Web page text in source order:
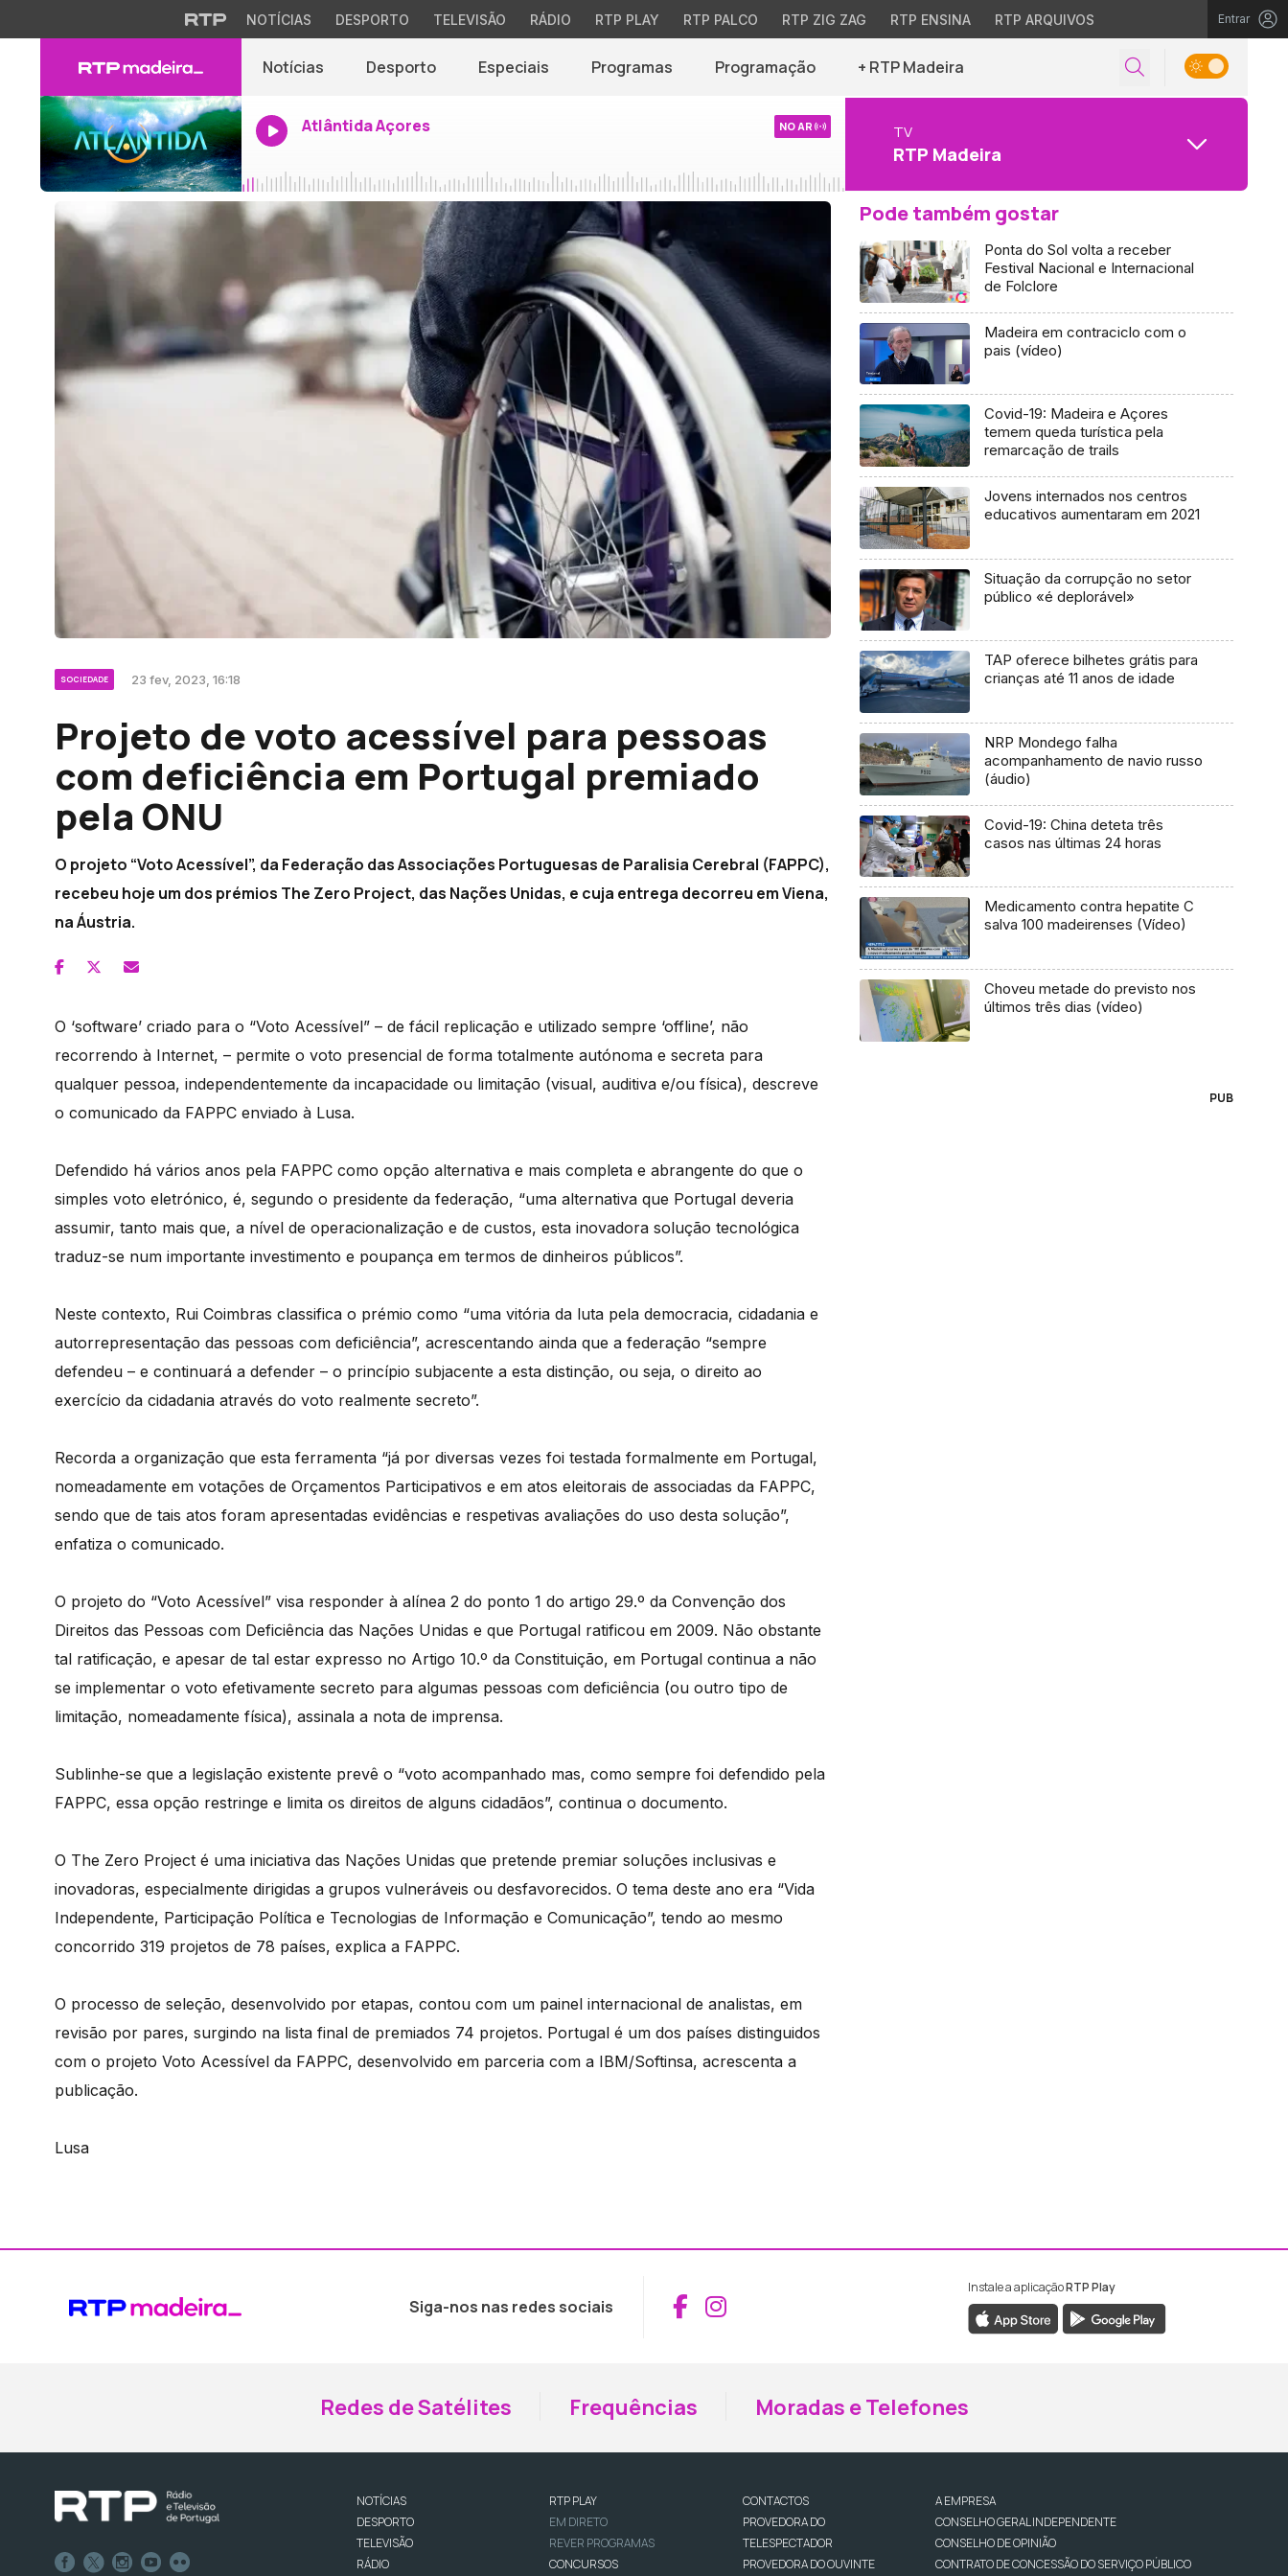
NOTÍCIAS DESPORTO TELEVISÃO RÁDIO RTP PLAY RTP PALCO RTP ZIG ZAG RTP ENSINA RTP ARQUIVOS Entrar
Notícias Desporto Especiais Programas Programação + RTP Madeira
Atlântida Açores NO AR TV
RTP Madeira
SOCIEDADE 23 fev, 2023, 16:18
Projeto de voto acessível para pessoas
com deficiência em Portugal premiado
pela ONU
O projeto “Voto Acessível”, da Federação das Associações Portuguesas de Paralisia Cerebral (FAPPC),
recebeu hoje um dos prémios The Zero Project, das Nações Unidas, e cuja entrega decorreu em Viena,
na Áustria.
O ‘software’ criado para o “Voto Acessível” – de fácil replicação e utilizado sempre ‘offline’, não
recorrendo à Internet, – permite o voto presencial de forma totalmente autónoma e secreta para
qualquer pessoa, independentemente da incapacidade ou limitação (visual, auditiva e/ou física), descreve
o comunicado da FAPPC enviado à Lusa.
Defendido há vários anos pela FAPPC como opção alternativa e mais completa e abrangente do que o
simples voto eletrónico, é, segundo o presidente da federação, “uma alternativa que Portugal deveria
assumir, tanto mais que, a nível de operacionalização e de custos, esta inovadora solução tecnológica
traduz-se num importante investimento e poupança em termos de dinheiros públicos”.
Neste contexto, Rui Coimbras classifica o prémio como “uma vitória da luta pela democracia, cidadania e
autorrepresentação das pessoas com deficiência”, acrescentando ainda que a federação “sempre
defendeu – e continuará a defender – o princípio subjacente a esta distinção, ou seja, o direito ao
exercício da cidadania através do voto realmente secreto”.
Recorda a organização que esta ferramenta “já por diversas vezes foi testada formalmente em Portugal,
nomeadamente em votações de Orçamentos Participativos e em atos eleitorais de associadas da FAPPC,
sendo que de tais atos foram apresentadas evidências e respetivas avaliações do uso desta solução”,
enfatiza o comunicado.
O projeto do “Voto Acessível” visa responder à alínea 2 do ponto 1 do artigo 29.º da Convenção dos
Direitos das Pessoas com Deficiência das Nações Unidas e que Portugal ratificou em 2009. Não obstante
tal ratificação, e apesar de tal estar expresso no Artigo 10.º da Constituição, em Portugal continua a não
se implementar o voto efetivamente secreto para algumas pessoas com deficiência (ou outro tipo de
limitação, nomeadamente física), assinala a nota de imprensa.
Sublinhe-se que a legislação existente prevê o “voto acompanhado mas, como sempre foi defendido pela
FAPPC, essa opção restringe e limita os direitos de alguns cidadãos”, continua o documento.
O The Zero Project é uma iniciativa das Nações Unidas que pretende premiar soluções inclusivas e
inovadoras, especialmente dirigidas a grupos vulneráveis ou desfavorecidos. O tema deste ano era “Vida
Independente, Participação Política e Tecnologias de Informação e Comunicação”, tendo ao mesmo
concorrido 319 projetos de 78 países, explica a FAPPC.
O processo de seleção, desenvolvido por etapas, contou com um painel internacional de analistas, em
revisão por pares, surgindo na lista final de premiados 74 projetos. Portugal é um dos países distinguidos
com o projeto Voto Acessível da FAPPC, desenvolvido em parceria com a IBM/Softinsa, acrescenta a
publicação.
Lusa
Pode também gostar
Ponta do Sol volta a receber
Festival Nacional e Internacional
de Folclore
Madeira em contraciclo com o
pais (vídeo)
Covid-19: Madeira e Açores
temem queda turística pela
remarcação de trails
Jovens internados nos centros
educativos aumentaram em 2021
Situação da corrupção no setor
público «é deplorável»
TAP oferece bilhetes grátis para
crianças até 11 anos de idade
NRP Mondego falha
acompanhamento de navio russo
(áudio)
Covid-19: China deteta três
casos nas últimas 24 horas
Medicamento contra hepatite C
salva 100 madeirenses (Vídeo)
Choveu metade do previsto nos
últimos três dias (vídeo)
PUB
Siga-nos nas redes sociais Aceder ao Facebook da RTP Madeira
Aceder ao Instagram da RTP Madeira
Instale a aplicaçãoRTP Play
Redes de Satélites Frequências Moradas e Telefones
NOTÍCIAS
DESPORTO
TELEVISÃO
RÁDIO
RTP PLAY
EM DIRETO
REVER PROGRAMAS
CONCURSOS
CONTACTOS
PROVEDORA DO
TELESPECTADOR
PROVEDORA DO OUVINTE
A EMPRESA
CONSELHO GERAL INDEPENDENTE
CONSELHO DE OPINIÃO
CONTRATO DE CONCESSÃO DO SERVIÇO PÚBLICO